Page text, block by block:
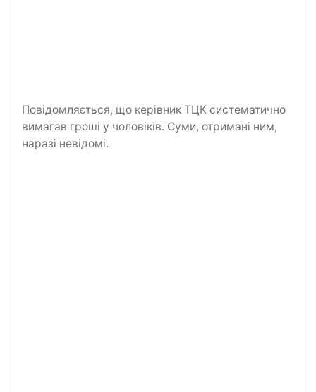
Повідомляється, що керівник ТЦК систематично
вимагав гроші у чоловіків. Суми, отримані ним,
наразі невідомі.